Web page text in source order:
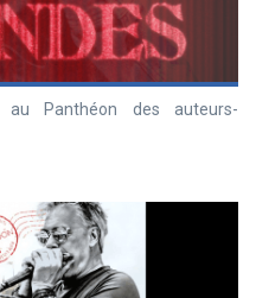
Panthéon des auteurs-